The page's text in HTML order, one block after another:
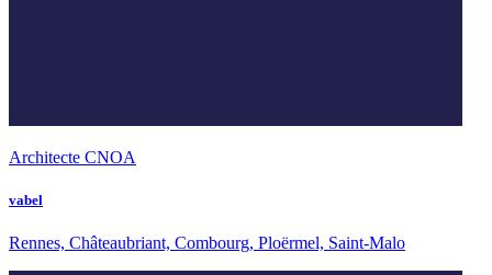
Architecte CNOA
vabel
Rennes, Châteaubriant, Combourg, Ploërmel, Saint-Malo